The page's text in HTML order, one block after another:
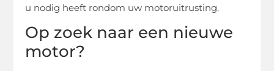
u nodig heeft rondom uw motoruitrusting.
Op zoek naar een nieuwe
motor?